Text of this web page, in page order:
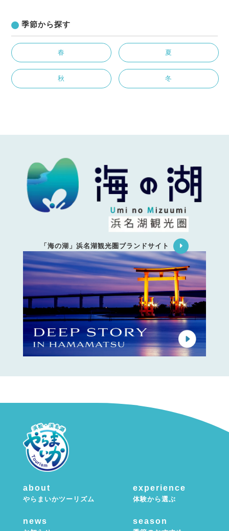
季節から探す
春 夏
秋 冬
「海の湖」浜名湖観光圏ブランドサイト
about
やらまいかツーリズム
experience
体験から選ぶ
news season